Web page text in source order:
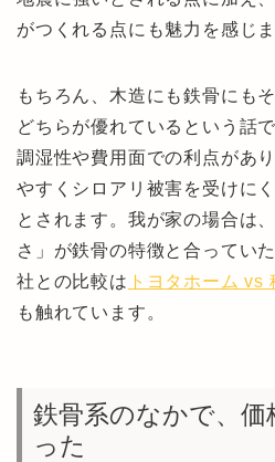
がつくれる点にも魅力を感じま
もちろん、木造にも鉄骨にも
どちらが優れているという話
調湿性や費用面での利点があ
やすくシロアリ被害を受けに
とされます。我が家の場合は
さ」が鉄骨の特徴と合ってい
社との比較は トヨタホーム vs
も触れています。
鉄骨系のなかで、
った